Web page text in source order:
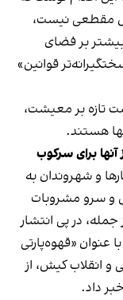
مقطعی نیست،
بیشتر بر فضای
قوانین»
تازه بر معیشت،
هستند.
برای سرکوب
و شهروندان به
و سرو مشروبات
در پی انتشار
عنوان «قهوه‌پارتی
و انقلاب کیش، از
داد.